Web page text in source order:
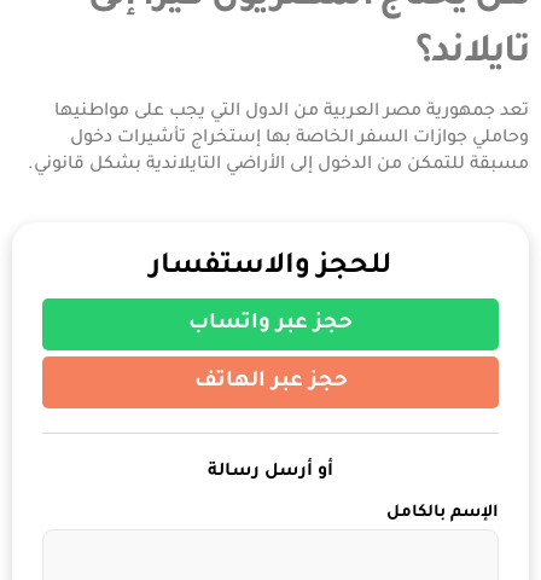
تايلاند؟
تعد جمهورية مصر العربية من الدول التي يجب على مواطنيها
وحاملي جوازات السفر الخاصة بها إستخراج تأشيرات دخول
مسبقة للتمكن من الدخول إلى الأراضي التايلاندية بشكل قانوني.
للحجز والاستفسار
حجز عبر واتساب
حجز عبر الهاتف
أو أرسل رسالة
الإسم بالكامل